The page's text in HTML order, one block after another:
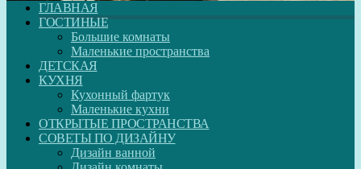
ГЛАВНАЯ
ГОСТИНЫЕ
Большие комнаты
Маленькие пространства
ДЕТСКАЯ
КУХНЯ
Кухонный фартук
Маленькие кухни
ОТКРЫТЫЕ ПРОСТРАНСТВА
СОВЕТЫ ПО ДИЗАЙНУ
Дизайн ванной